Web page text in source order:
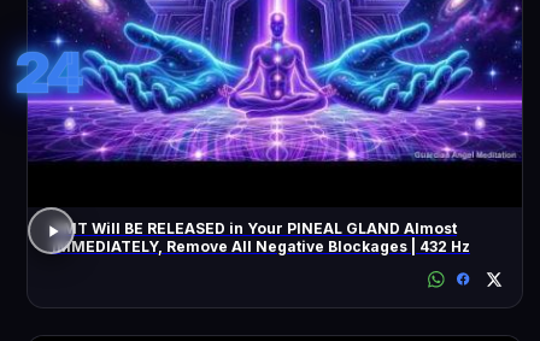
24
DMT Will BE RELEASED in Your PINEAL GLAND Almost
IMMEDIATELY, Remove All Negative Blockages | 432 Hz